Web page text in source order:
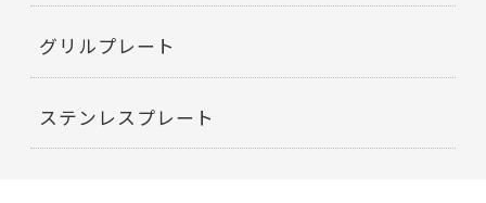
グリルプレート
ステンレスプレート